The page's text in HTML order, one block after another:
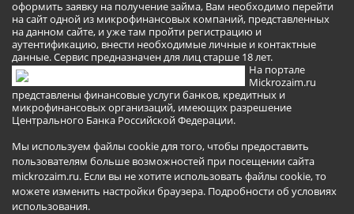
оформить заявку на получение займа, Вам необходимо перейти
на сайт одной из микрофинансовых компаний, представленных
на данном сайте, и уже там пройти регистрацию и
аутентификацию, внести необходимые личные и контактные
данные. Сервис предназначен для лиц старше 18 лет.
На портале
Mickrozaim.ru
представлены финансовые услуги банков, кредитных и
микрофинансовых организаций, имеющих разрешение
Центрального Банка Российской Федерации.
Мы используем файлы cookie для того, чтобы предоставить
пользователям больше возможностей при посещении сайта
mickrozaim.ru. Если вы не хотите использовать файлы cookie, то
можете изменить настройки браузера. Подробности об условиях
использования.